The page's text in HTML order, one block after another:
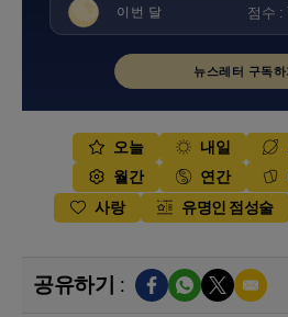
이번 달 점수 :
뉴스레터 구독하
오늘 내일
월간
연간
사랑
유명인 점성술
공유하기 :